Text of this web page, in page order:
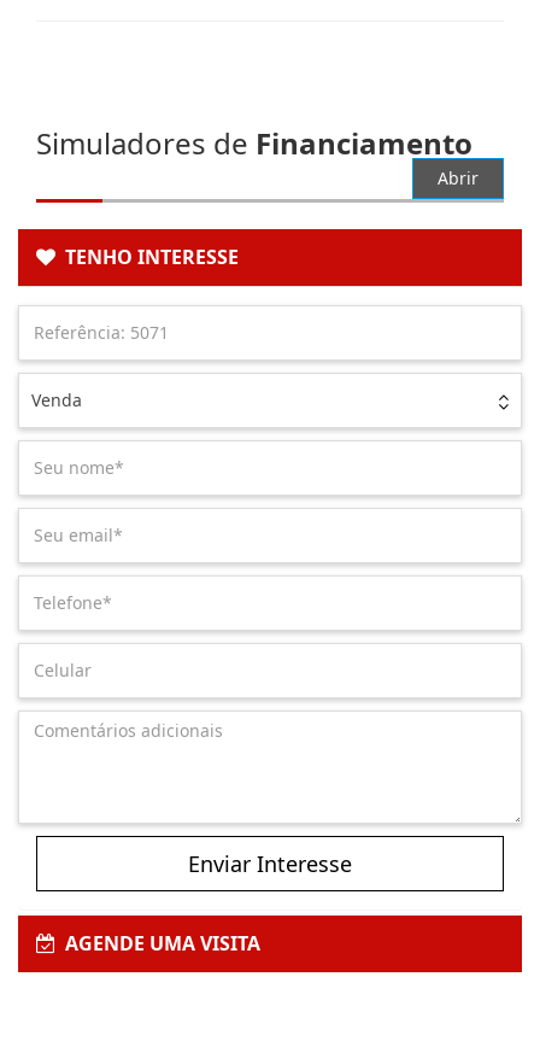
Simuladores de Financiamento
Abrir
TENHO INTERESSE
Venda
Enviar Interesse
AGENDE UMA VISITA